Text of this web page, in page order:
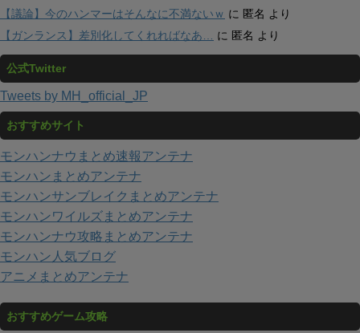
【議論】今のハンマーはそんなに不満ないｗ に 匿名 より
【ガンランス】差別化してくれればなあ…
に 匿名 より
公式Twitter
Tweets by MH_official_JP
おすすめサイト
モンハンナウまとめ速報アンテナ
モンハンまとめアンテナ
モンハンサンブレイクまとめアンテナ
モンハンワイルズまとめアンテナ
モンハンナウ攻略まとめアンテナ
モンハン人気ブログ
アニメまとめアンテナ
おすすめゲーム攻略